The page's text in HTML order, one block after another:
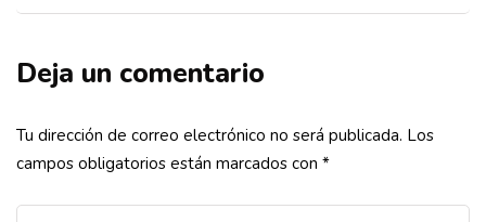
Deja un comentario
Tu dirección de correo electrónico no será publicada. Los
campos obligatorios están marcados con *